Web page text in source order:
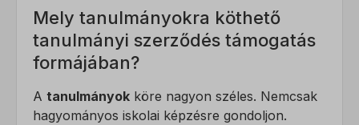
Mely tanulmányokra köthető
tanulmányi szerződés támogatás
formájában?
A tanulmányok köre nagyon széles. Nemcsak
hagyományos iskolai képzésre gondoljon.